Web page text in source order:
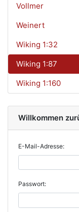
Vollmer
Weinert
Wiking 1:32
Wiking 1:87
Wiking 1:160
Willkommen
E-Mail-Adresse:
Passwort: